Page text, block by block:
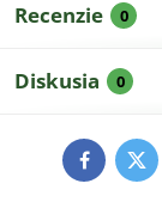
Recenzie 0
Diskusia 0
Facebook